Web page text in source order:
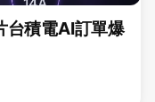
台積電AI訂單爆